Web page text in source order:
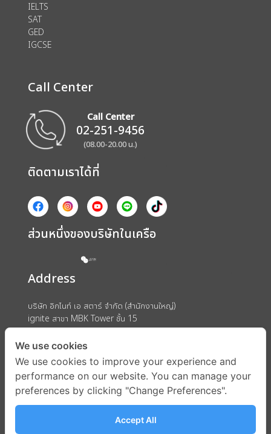
IELTS
SAT
GED
IGCSE
Call Center
Call Center
02-251-9456
(08.00-20.00 น.)
ติดตามเราได้ที่
ส่วนหนึ่งของบริษัทในเครือ
Address
บริษัท อิกไนท์ เอ สตาร์ จำกัด (สำนักงานใหญ่)
ignite สาขา MBK Tower ชั้น 15
ถนนพญาไท แขวงวังใหม่ เขตปทุมวัน กรุงเทพมหานคร 10330
We use cookies
We use cookies to improve your experience and
performance on our website. You can manage your
preferences by clicking "Change Preferences".
Accept All